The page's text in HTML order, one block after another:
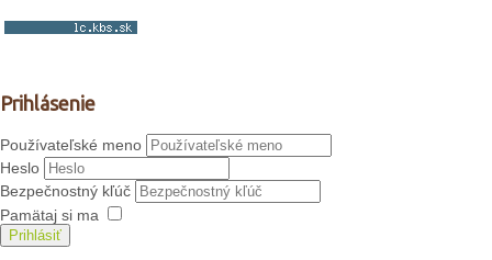
Prihlásenie
Používateľské meno
Heslo
Bezpečnostný kľúč
Pamätaj si ma
Prihlásiť